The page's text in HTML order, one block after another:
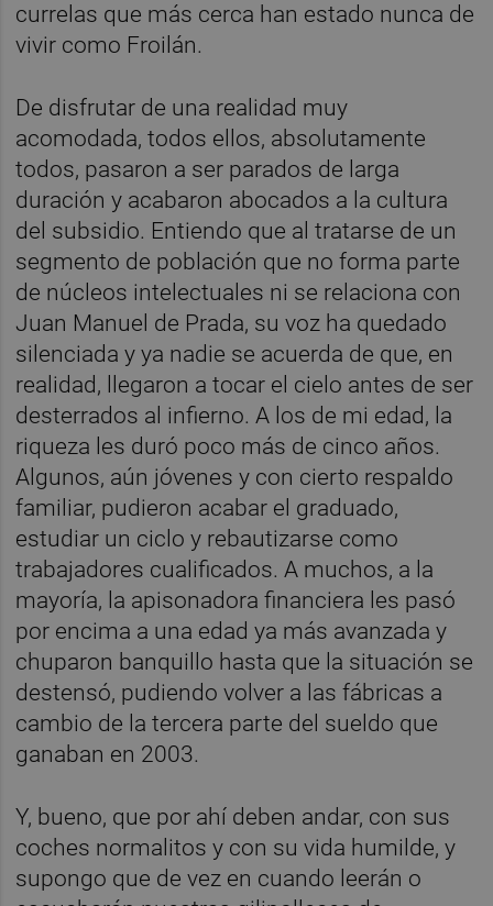
currelas que más cerca han estado nunca de
vivir como Froilán.
De disfrutar de una realidad muy
acomodada, todos ellos, absolutamente
todos, pasaron a ser parados de larga
duración y acabaron abocados a la cultura
del subsidio. Entiendo que al tratarse de un
segmento de población que no forma parte
de núcleos intelectuales ni se relaciona con
Juan Manuel de Prada, su voz ha quedado
silenciada y ya nadie se acuerda de que, en
realidad, llegaron a tocar el cielo antes de ser
desterrados al infierno. A los de mi edad, la
riqueza les duró poco más de cinco años.
Algunos, aún jóvenes y con cierto respaldo
familiar, pudieron acabar el graduado,
estudiar un ciclo y rebautizarse como
trabajadores cualificados. A muchos, a la
mayoría, la apisonadora financiera les pasó
por encima a una edad ya más avanzada y
chuparon banquillo hasta que la situación se
destensó, pudiendo volver a las fábricas a
cambio de la tercera parte del sueldo que
ganaban en 2003.
Y, bueno, que por ahí deben andar, con sus
coches normalitos y con su vida humilde, y
supongo que de vez en cuando leerán o